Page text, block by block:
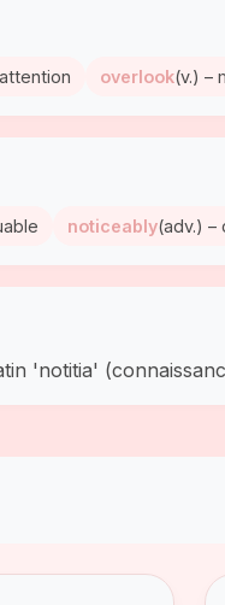
overlook(v.) –
noticeably(adv.) –
'notitia'